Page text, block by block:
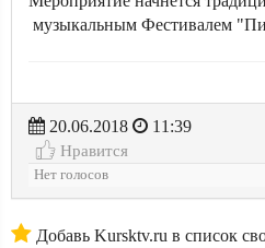
музыкальным Фестивалем
20.06.2018
11:39
Нравится
Нет голосов
Добавь Kursktv.ru в список